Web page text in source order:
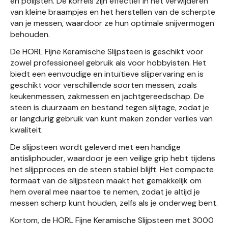
van kleine braampjes en het herstellen van de scherpte
van je messen, waardoor ze hun optimale snijvermogen
behouden.
De HORL Fijne Keramische Slijpsteen is geschikt voor
zowel professioneel gebruik als voor hobbyisten. Het
biedt een eenvoudige en intuïtieve slijpervaring en is
geschikt voor verschillende soorten messen, zoals
keukenmessen, zakmessen en jachtgereedschap. De
steen is duurzaam en bestand tegen slijtage, zodat je
er langdurig gebruik van kunt maken zonder verlies van
kwaliteit.
De slijpsteen wordt geleverd met een handige
antisliphouder, waardoor je een veilige grip hebt tijdens
het slijpproces en de steen stabiel blijft. Het compacte
formaat van de slijpsteen maakt het gemakkelijk om
hem overal mee naartoe te nemen, zodat je altijd je
messen scherp kunt houden, zelfs als je onderweg bent.
Kortom, de HORL Fijne Keramische Slijpsteen met 3000